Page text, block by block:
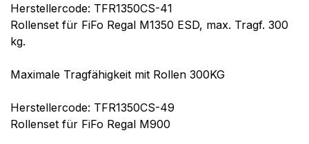
Herstellercode: TFR1350CS-41
Rollenset für FiFo Regal M1350 ESD, max. Tragf. 300
kg.
Maximale Tragfähigkeit mit Rollen 300KG
Herstellercode: TFR1350CS-49
Rollenset für FiFo Regal M900